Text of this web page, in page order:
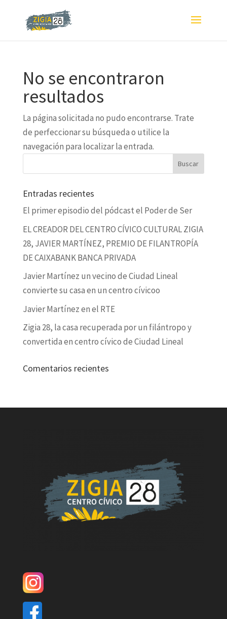
No se encontraron
resultados
La página solicitada no pudo encontrarse. Trate
de perfeccionar su búsqueda o utilice la
navegación para localizar la entrada.
Entradas recientes
El primer episodio del pódcast el Poder de Ser
EL CREADOR DEL CENTRO CÍVICO CULTURAL ZIGIA
28, JAVIER MARTÍNEZ, PREMIO DE FILANTROPÍA
DE CAIXABANK BANCA PRIVADA
Javier Martínez un vecino de Ciudad Lineal
convierte su casa en un centro cívicoo
Javier Martínez en el RTE
Zigia 28, la casa recuperada por un filántropo y
convertida en centro cívico de Ciudad Lineal
Comentarios recientes